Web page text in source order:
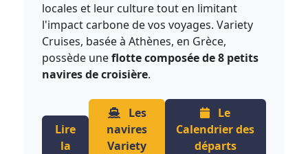
locales et leur culture tout en limitant
l'impact carbone de vos voyages. Variety
Cruises, basée à Athènes, en Grèce,
possède uneflotte composée de 8 petits
navires de croisière.
Lire
la
Les
navires
Variety
Le
Calendrier des
départs